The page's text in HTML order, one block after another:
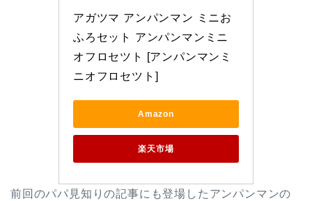
アガツマ アンパンマン ミニお
ふろセット アンパンマンミニ
オフロセツト [アンパンマンミ
ニオフロセツト]
Amazon
楽天市場
前回のパパ見知りの記事にも登場したアンパンマンの